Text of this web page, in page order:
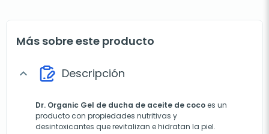
Más sobre este producto
expand_more Descripción
Dr. Organic Gel de ducha de aceite de cocoes un
producto con propiedades nutritivas y
desintoxicantes que revitalizan e hidratan la piel.